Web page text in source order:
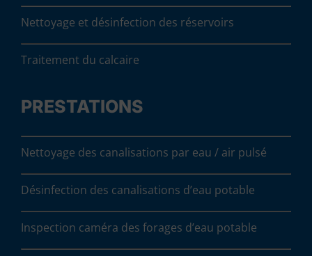
Nettoyage et désinfection des réservoirs
Traitement du calcaire
PRESTATIONS
Nettoyage des canalisations par eau / air pulsé
Désinfection des canalisations d’eau potable
Inspection caméra des forages d’eau potable